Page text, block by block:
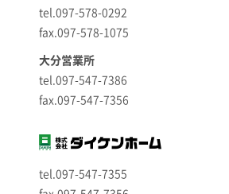
tel.097-578-0292
fax.097-578-1075
大分営業所
tel.097-547-7386
fax.097-547-7356
tel.097-547-7355